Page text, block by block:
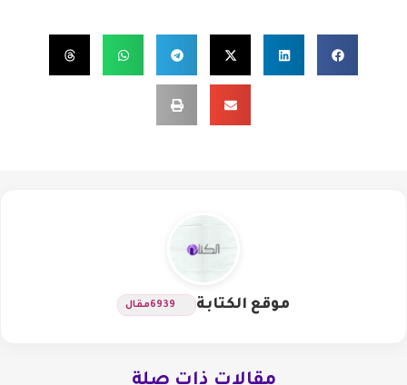
موقع الكتابة 6939مقال